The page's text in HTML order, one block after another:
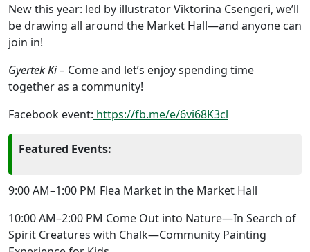
New this year: led by illustrator Viktorina Csengeri, we’ll
be drawing all around the Market Hall—and anyone can
join in!
Gyertek Ki – Come and let’s enjoy spending time
together as a community!
Facebook event: https://fb.me/e/6vi68K3cl
Featured Events:
9:00 AM–1:00 PM Flea Market in the Market Hall
10:00 AM–2:00 PM Come Out into Nature—In Search of
Spirit Creatures with Chalk—Community Painting